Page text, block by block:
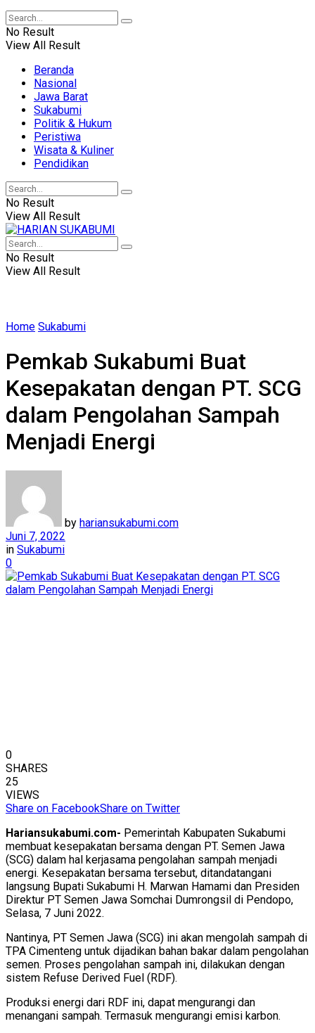
No Result
View All Result
Beranda
Nasional
Jawa Barat
Sukabumi
Politik & Hukum
Peristiwa
Wisata & Kuliner
Pendidikan
No Result
View All Result
No Result
View All Result
Home Sukabumi
Pemkab Sukabumi Buat
Kesepakatan dengan PT. SCG
dalam Pengolahan Sampah
Menjadi Energi
by hariansukabumi.com
Juni 7, 2022
in Sukabumi
0
0
SHARES
25
VIEWS
Share on FacebookShare on Twitter
Hariansukabumi.com- Pemerintah Kabupaten Sukabumi
membuat kesepakatan bersama dengan PT. Semen Jawa
(SCG) dalam hal kerjasama pengolahan sampah menjadi
energi. Kesepakatan bersama tersebut, ditandatangani
langsung Bupati Sukabumi H. Marwan Hamami dan Presiden
Direktur PT Semen Jawa Somchai Dumrongsil di Pendopo,
Selasa, 7 Juni 2022.
Nantinya, PT Semen Jawa (SCG) ini akan mengolah sampah di
TPA Cimenteng untuk dijadikan bahan bakar dalam pengolahan
semen. Proses pengolahan sampah ini, dilakukan dengan
sistem Refuse Derived Fuel (RDF).
Produksi energi dari RDF ini, dapat mengurangi dan
menangani sampah. Termasuk mengurangi emisi karbon.